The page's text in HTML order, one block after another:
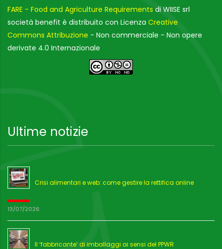
FARE - Food and Agriculture Requirements di WIISE srl
società benefit è distribuito con Licenza Creative
Commons Attribuzione - Non commerciale - Non opere
derivate 4.0 Internazionale
Ultime notizie
Crisi alimentari e web: come gestire la rettifica online
13/07/2026
Il ‘fabbricante’ di imballaggi ai sensi del PPWR